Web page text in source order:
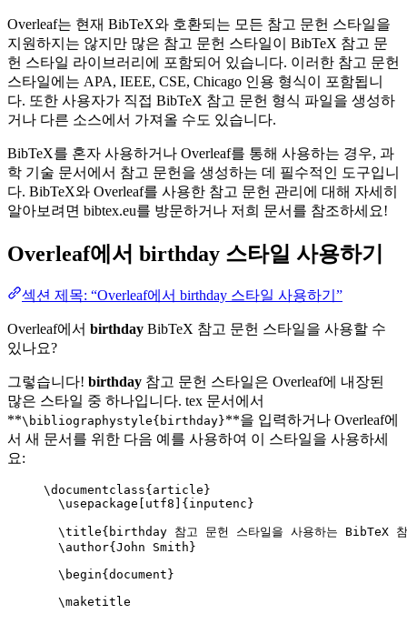
Overleaf는 현재 BibTeX와 호환되는 모든 참고 문헌 스타일을
지원하지는 않지만 많은 참고 문헌 스타일이 BibTeX 참고 문
헌 스타일 라이브러리에 포함되어 있습니다. 이러한 참고 문헌
스타일에는 APA, IEEE, CSE, Chicago 인용 형식이 포함됩니
다. 또한 사용자가 직접 BibTeX 참고 문헌 형식 파일을 생성하
거나 다른 소스에서 가져올 수도 있습니다.
BibTeX를 혼자 사용하거나 Overleaf를 통해 사용하는 경우, 과
학 기술 문서에서 참고 문헌을 생성하는 데 필수적인 도구입니
다. BibTeX와 Overleaf를 사용한 참고 문헌 관리에 대해 자세히
알아보려면 bibtex.eu를 방문하거나 저희 문서를 참조하세요!
Overleaf에서 birthday 스타일 사용하기
섹션 제목: “Overleaf에서 birthday 스타일 사용하기”
Overleaf에서 birthday BibTeX 참고 문헌 스타일을 사용할 수
있나요?
그렇습니다! birthday 참고 문헌 스타일은 Overleaf에 내장된
많은 스타일 중 하나입니다. tex 문서에서
**\bibliographystyle{birthday}**을 입력하거나 Overleaf에
서 새 문서를 위한 다음 예를 사용하여 이 스타일을 사용하세
요:
\documentclass{ article }
\usepackage
utf8 ]{ inputenc }
\title{birthday 참고 문헌 스타일을 사용하는 BibTeX
\author{John Smith}
\begin{ document }
\maketitle